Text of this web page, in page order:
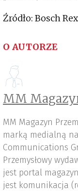
Źródło: Bosch
O AUTORZE
MM
MM Magazyn
marką medialną
Communications
Przemysłowy
jest portal
jest komunikacja